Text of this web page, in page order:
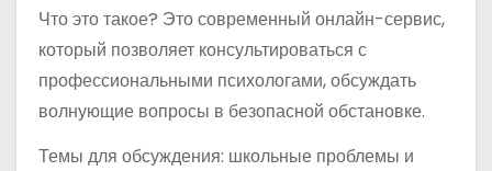
Что это такое? Это современный онлайн-сервис,
который позволяет консультироваться с
профессиональными психологами, обсуждать
волнующие вопросы в безопасной обстановке.
Темы для обсуждения: школьные проблемы и